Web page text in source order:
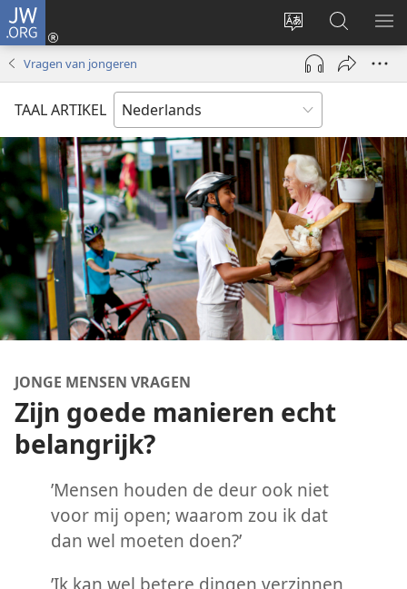
JW.ORG
Taal
site
wijzigen
Inloggen
(opent
nieuw
venster)
Zoeken
op
JW.ORG
Vragen van jongeren
TAAL ARTIKEL
JONGE MENSEN VRAGEN
Zijn goede manieren echt
belangrijk?
’Mensen houden de deur ook niet
voor mij open; waarom zou ik dat
dan wel moeten doen?’
’Ik kan wel betere dingen verzinnen